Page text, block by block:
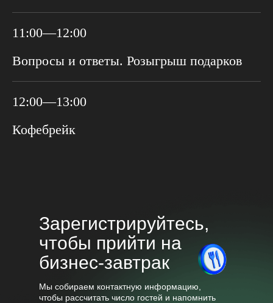
11:00—12:00
Вопросы и ответы. Розыгрыш подарков
12:00—13:00
Кофебрейк
Зарегистрируйтесь,
чтобы прийти на
бизнес-завтрак
Мы собираем контактную информацию,
чтобы рассчитать число гостей и напомнить